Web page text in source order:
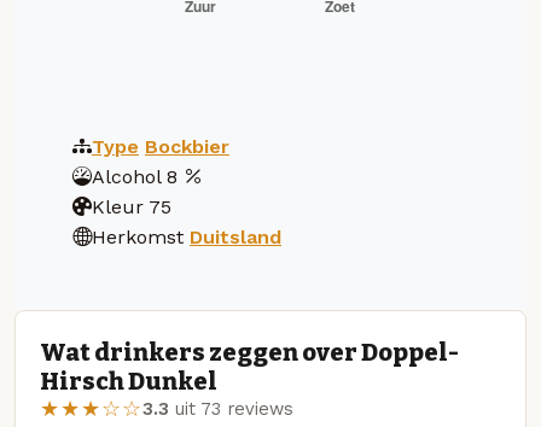
Type Bockbier
Alcohol 8
Kleur 75
Herkomst Duitsland
Wat drinkers zeggen over Doppel-
Hirsch Dunkel
★★★☆☆3.3 uit 73 reviews